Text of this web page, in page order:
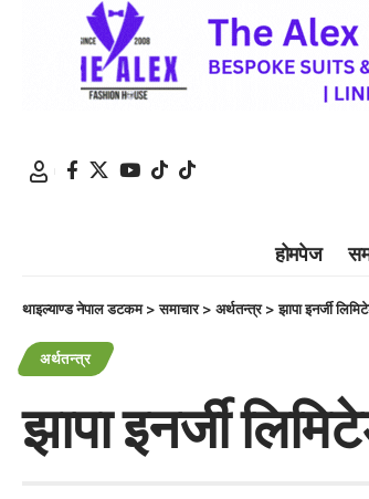
होमपेज
थाइल्याण्ड नेपाल डटकम>समाचार> अर्थतन्त्र>झापा इनर्जी
अर्थतन्त्र
झापा इनर्जी